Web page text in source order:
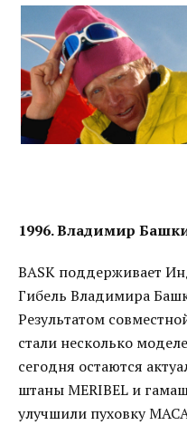
1996. Владимир
BASK поддерживает
Гибель Владимира
Результатом
стали несколько
сегодня остаются
штаны MERIBEL и
улучшили пуховку